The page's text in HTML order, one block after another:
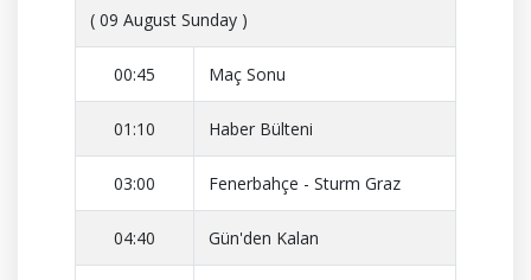
( 09 August Sunday )
00:45 Maç Sonu
01:10 Haber Bülteni
03:00 Fenerbahçe - Sturm Graz
04:40 Gün'den Kalan